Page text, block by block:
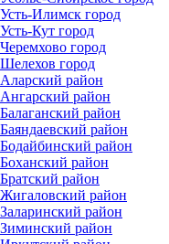
Усть-Илимск город
Усть-Кут город
Черемхово город
Шелехов город
Аларский район
Ангарский район
Балаганский район
Баяндаевский район
Бодайбинский район
Боханский район
Братский район
Жигаловский район
Заларинский район
Зиминский район